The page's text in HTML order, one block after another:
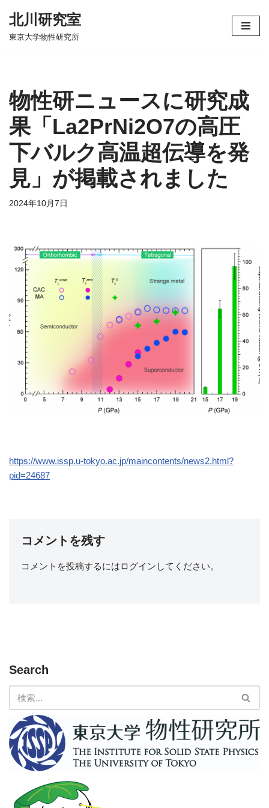
コ
ツ
へ
ス
キ
ッ
北川研究室
東京大学物性研究所
物性研ニュースに研究成
果「La2PrNi2O7の高圧
下バルク高温超伝導を発
見」が掲載されました
2024年10月7日
https://www.issp.u-tokyo.ac.jp/maincontents/news2.html?
pid=24687
コメントを残す
コメントを投稿するにはログイン してください。
Search